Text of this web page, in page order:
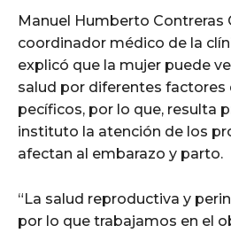
Manuel Humberto Contreras
coordinador médico de la
explicó que la mujer puede
salud por diferentes factores
pecíficos, por lo que, resulta
instituto la atención de los
afectan al embarazo y parto.
“La salud reproductiva y
por lo que trabajamos en el